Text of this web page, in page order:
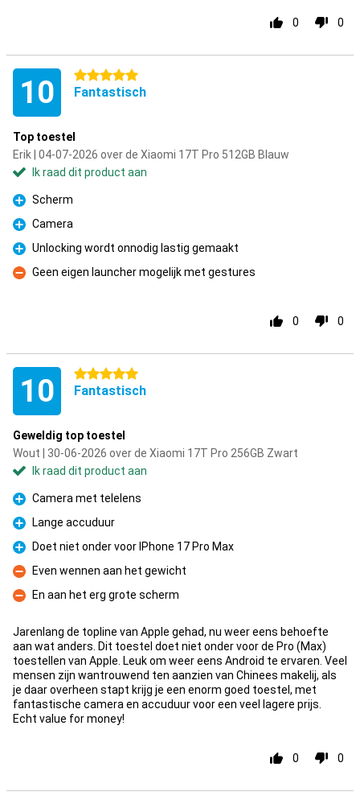
0 0
10 5 sterren
Fantastisch
Top toestel
Erik | 04-07-2026 over de Xiaomi 17T Pro 512GB Blauw
Ik raad dit product aan
Pluspunt
Scherm
Pluspunt
Camera
Pluspunt
Unlocking wordt onnodig lastig gemaakt
Minpunt
Geen eigen launcher mogelijk met gestures
0 0
10 5 sterren
Fantastisch
Geweldig top toestel
Wout | 30-06-2026 over de Xiaomi 17T Pro 256GB Zwart
Ik raad dit product aan
Pluspunt
Camera met telelens
Pluspunt
Lange accuduur
Pluspunt
Doet niet onder voor IPhone 17 Pro Max
Minpunt
Even wennen aan het gewicht
Minpunt
En aan het erg grote scherm
Jarenlang de topline van Apple gehad, nu weer eens behoefte
aan wat anders. Dit toestel doet niet onder voor de Pro (Max)
toestellen van Apple. Leuk om weer eens Android te ervaren. Veel
mensen zijn wantrouwend ten aanzien van Chinees makelij, als
je daar overheen stapt krijg je een enorm goed toestel, met
fantastische camera en accuduur voor een veel lagere prijs.
Echt value for money!
0 0